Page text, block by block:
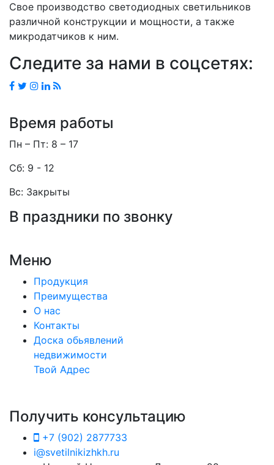
Свое производство светодиодных светильников
различной конструкции и мощности, а также
микродатчиков к ним.
Следите за нами в соцсетях:
Время работы
Пн – Пт: 8 – 17
Сб: 9 - 12
Вс: Закрыты
В праздники по звонку
Меню
Продукция
Преимущества
О нас
Контакты
Доска обьявлений
недвижимости
Твой Адрес
Получить консультацию
+7 (902) 2877733
i@svetilnikizhkh.ru